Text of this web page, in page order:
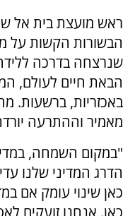
ראש מועצת בית אל
הבשורות הקשות על
שנרצחה בדרכה
הבאת חיים לעולם,
באכזריות, ברשעות.
מאמיר וההתרעה
"במקום השמחה,
הדרג המדיני שלנו
כאן שינוי עומק אם